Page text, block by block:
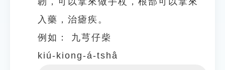
入藥，治瘧疾。
例如：
九芎仔柴
kiú-kiong-á-tshâ